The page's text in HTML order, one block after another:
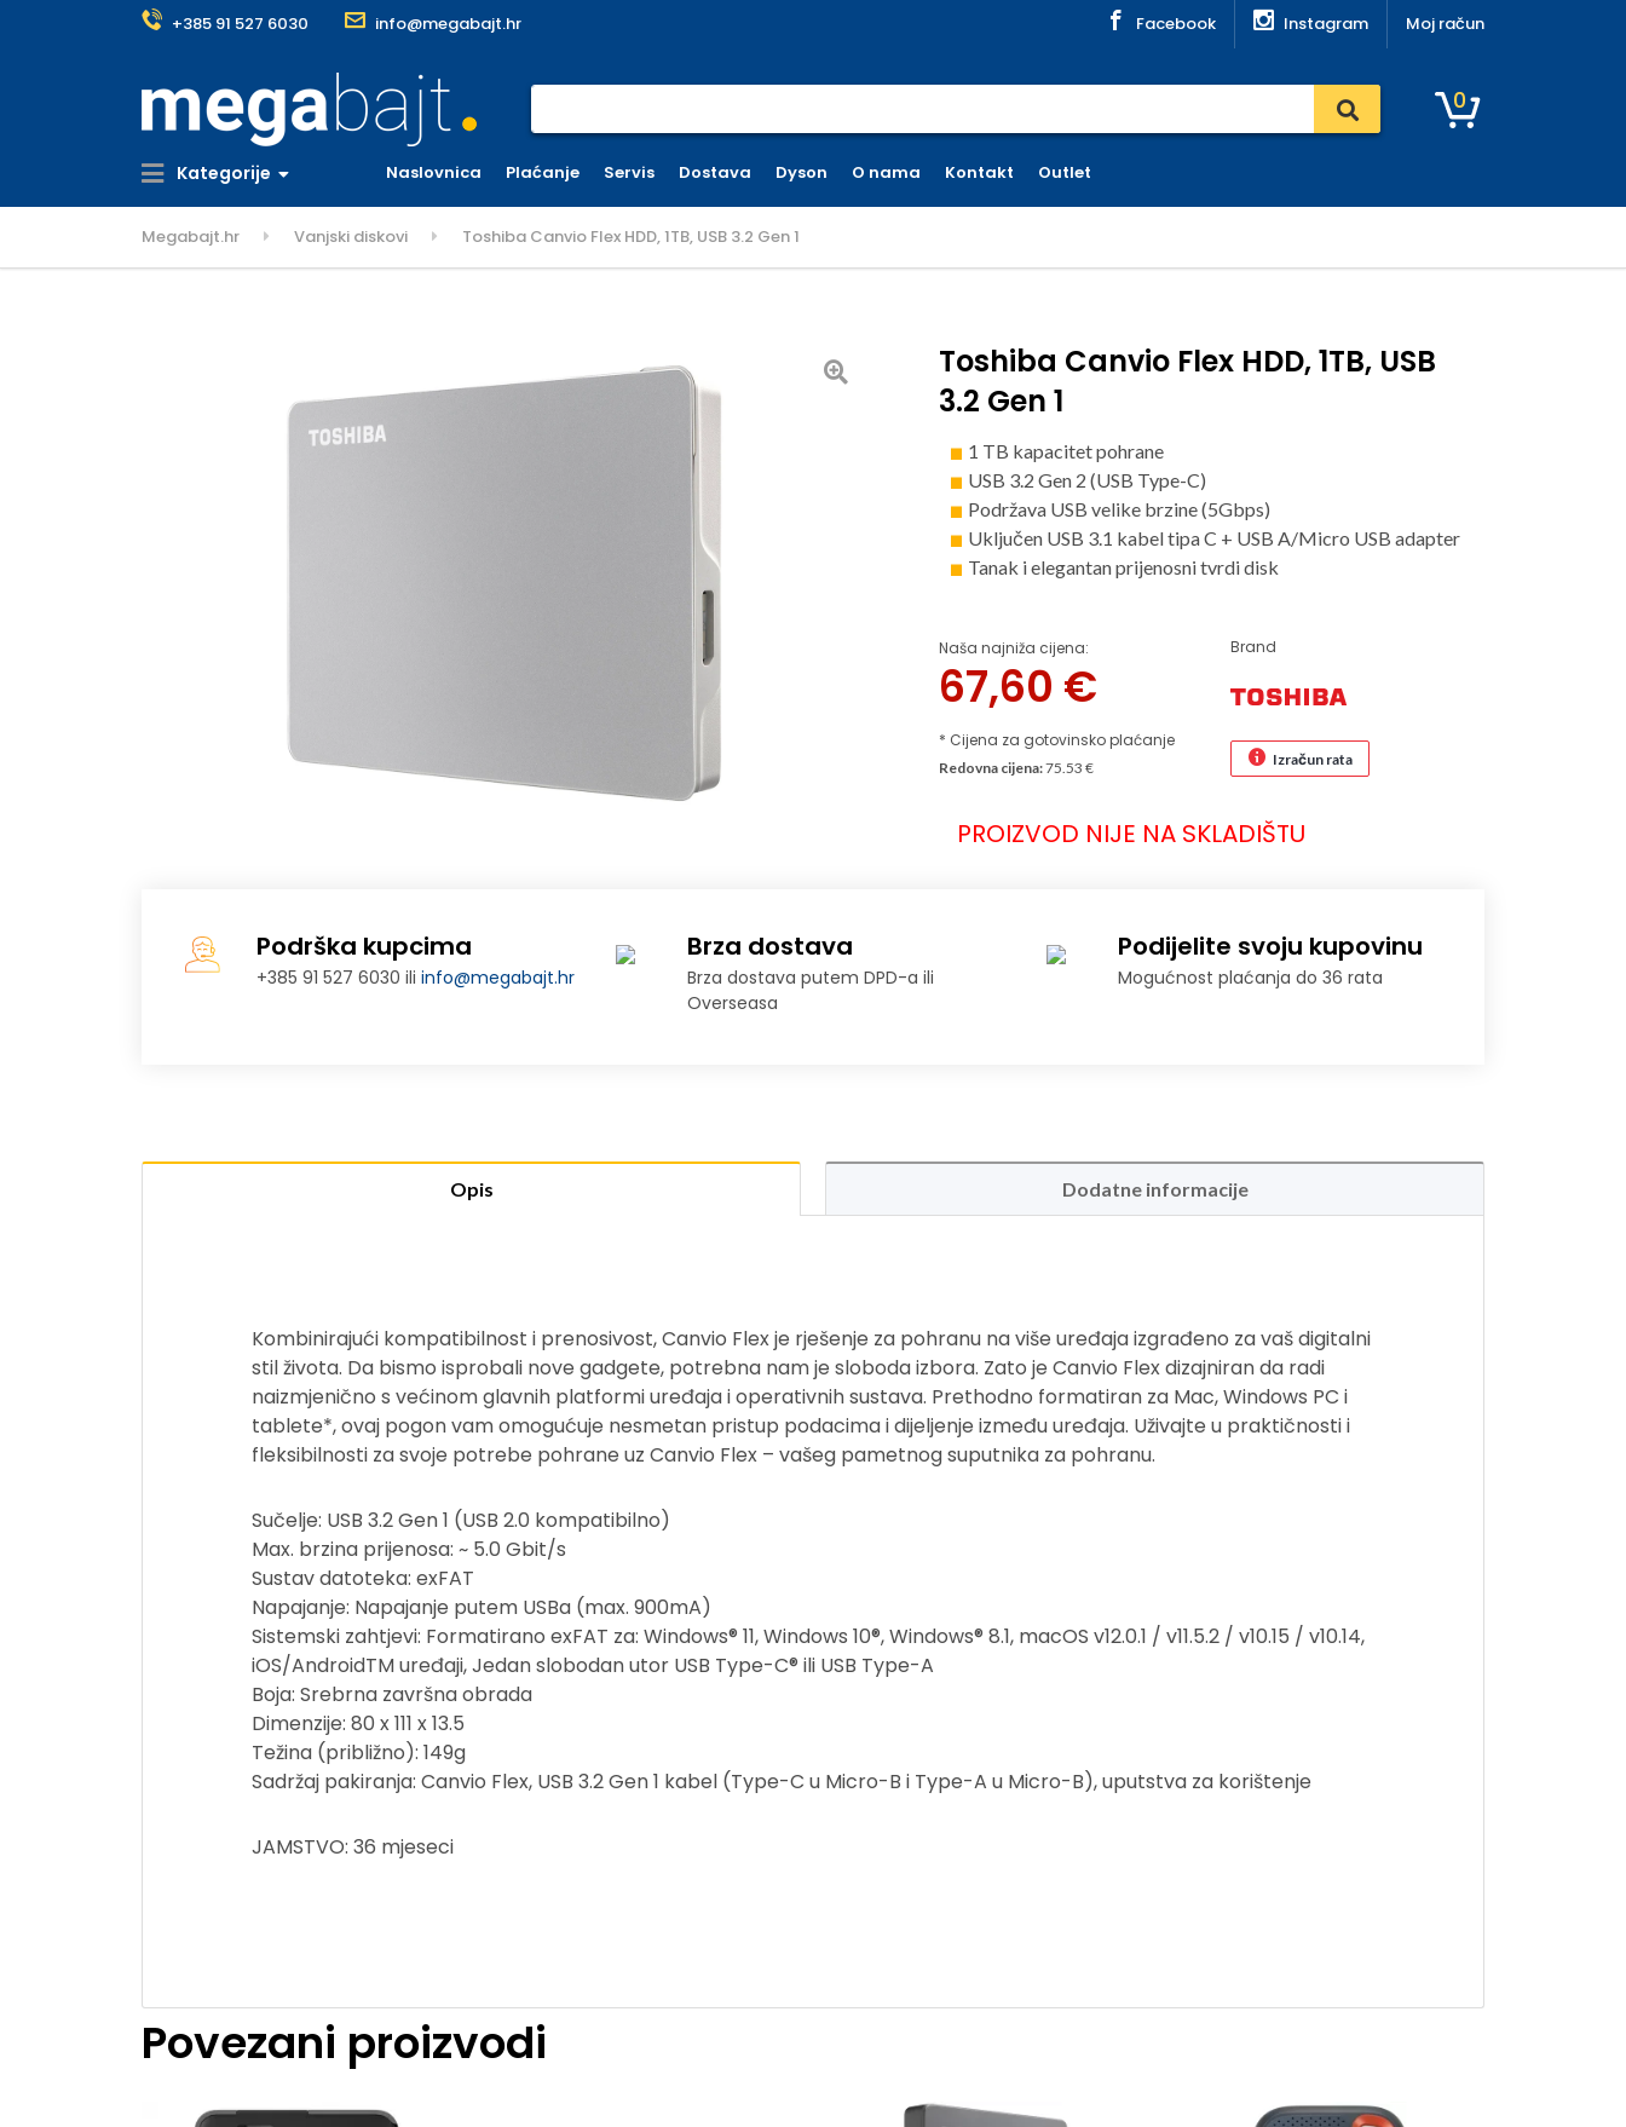
+385 91 527 6030 info@megabajt.hr Facebook Instagram Moj račun
0
Kategorije Naslovnica Plaćanje Servis Dostava Dyson O nama Kontakt Outlet
Megabajt.hr Vanjski diskovi Toshiba Canvio Flex HDD, 1TB, USB 3.2 Gen 1
Toshiba Canvio Flex HDD, 1TB, USB
3.2 Gen 1
1 TB kapacitet pohrane
USB 3.2 Gen 2 (USB Type-C)
Podržava USB velike brzine (5Gbps)
Uključen USB 3.1 kabel tipa C + USB A/Micro USB adapter
Tanak i elegantan prijenosni tvrdi disk
Naša najniža cijena:
67,60 €
* Cijena za gotovinsko plaćanje
Brand
Redovna cijena:75.53 € Izračun rata
PROIZVOD NIJE NA SKLADIŠTU
Podrška kupcima
+385 91 527 6030 iliinfo@megabajt.hr
Brza dostava
Brza dostava putem DPD-a ili
Overseasa
Podijelite svoju kupovinu
Mogućnost plaćanja do 36 rata
Opis Dodatne informacije
Kombinirajući kompatibilnost i prenosivost, Canvio Flex je rješenje za pohranu na više uređaja izgrađeno za vaš digitalni
stil života. Da bismo isprobali nove gadgete, potrebna nam je sloboda izbora. Zato je Canvio Flex dizajniran da radi
naizmjenično s većinom glavnih platformi uređaja i operativnih sustava. Prethodno formatiran za Mac, Windows PC i
tablete*, ovaj pogon vam omogućuje nesmetan pristup podacima i dijeljenje između uređaja. Uživajte u praktičnosti i
fleksibilnosti za svoje potrebe pohrane uz Canvio Flex – vašeg pametnog suputnika za pohranu.
Sučelje: USB 3.2 Gen 1 (USB 2.0 kompatibilno)
Max. brzina prijenosa: ~ 5.0 Gbit/s
Sustav datoteka: exFAT
Napajanje: Napajanje putem USBa (max. 900mA)
Sistemski zahtjevi: Formatirano exFAT za: Windows® 11, Windows 10®, Windows® 8.1, macOS v12.0.1 / v11.5.2 / v10.15 / v10.14,
iOS/AndroidTM uređaji, Jedan slobodan utor USB Type-C® ili USB Type-A
Boja: Srebrna završna obrada
Dimenzije: 80 x 111 x 13.5
Težina (približno): 149g
Sadržaj pakiranja: Canvio Flex, USB 3.2 Gen 1 kabel (Type-C u Micro-B i Type-A u Micro-B), uputstva za korištenje
JAMSTVO: 36 mjeseci
Povezani proizvodi